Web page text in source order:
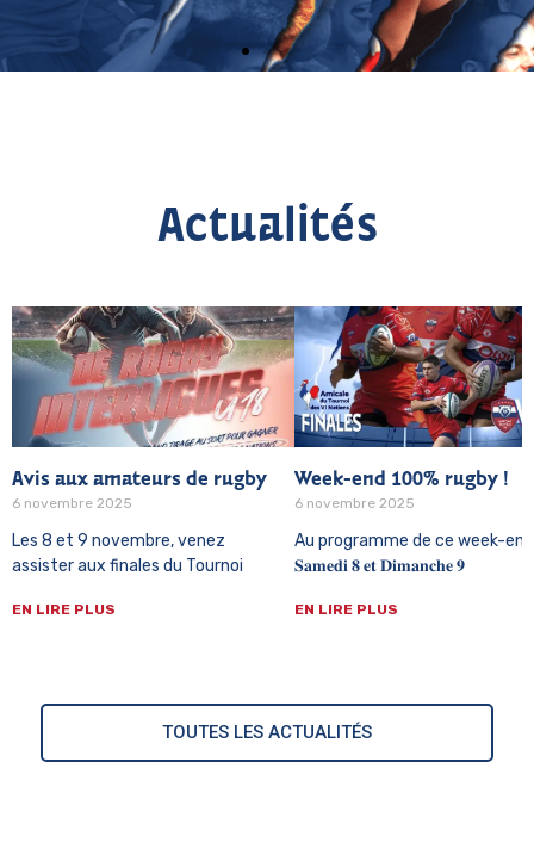
Actualités
Avis aux amateurs de rugby
6 novembre 2025
Les 8 et 9 novembre, venez
assister aux finales du Tournoi
EN LIRE PLUS
Week-end 100% rugby !
6 novembre 2025
Au programme de ce week-
𝐒𝐚𝐦𝐞𝐝𝐢 𝟖 𝐞𝐭 𝐃𝐢𝐦𝐚𝐧𝐜𝐡𝐞 𝟗
EN LIRE PLUS
TOUTES LES ACTUALITÉS